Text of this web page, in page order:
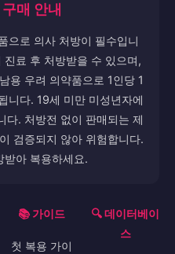
매 안내
으로 의사 처방이 필수입니
료 후 처방받을 수 있으며,
용 우려 의약품으로 1인당 1
니다. 19세 미만 미성년자에
다. 처방전 없이 판매되는 제
검증되지 않아 위험합니다.
받아 복용하세요.
📚 가이드
첫 복용 가이
🔍 데이터베이
스